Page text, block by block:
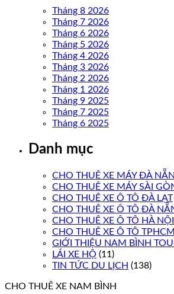
Tháng 8 2026
Tháng 7 2026
Tháng 6 2026
Tháng 5 2026
Tháng 4 2026
Tháng 3 2026
Tháng 2 2026
Tháng 1 2026
Tháng 9 2025
Tháng 7 2025
Tháng 6 2025
Danh mục
CHO THUÊ XE MÁY ĐÀ
CHO THUÊ XE MÁY SÀI
CHO THUÊ XE Ô TÔ ĐÀ LẠT
CHO THUÊ XE Ô TÔ ĐÀ
CHO THUÊ XE Ô TÔ HÀ NỘI
CHO THUÊ XE Ô TÔ TPHCM
GIỚI THIỆU NAM BÌNH
LÁI XE HỘ (11)
TIN TỨC DU LỊCH (138)
CHO THUÊ XE NAM BÌNH